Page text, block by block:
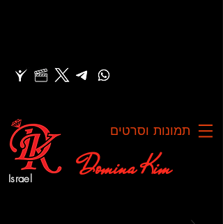
תמונות וסרטים
Domina Kim
Israel